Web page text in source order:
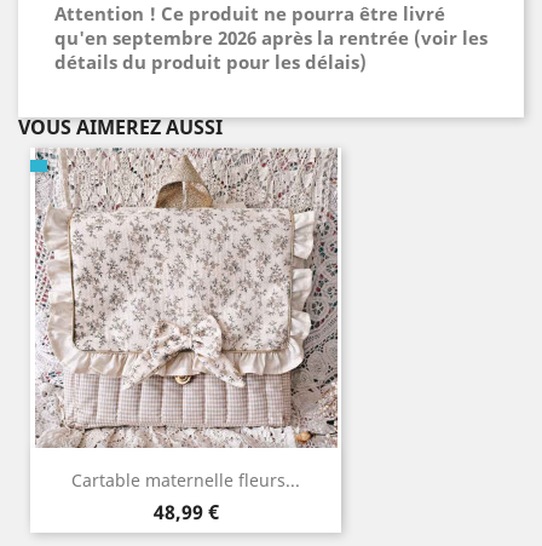
Attention ! Ce produit ne pourra être livré
qu'en septembre 2026 après la rentrée (voir les
détails du produit pour les délais)
VOUS AIMEREZ AUSSI
Cartable maternelle fleurs...
Prix
48,99 €